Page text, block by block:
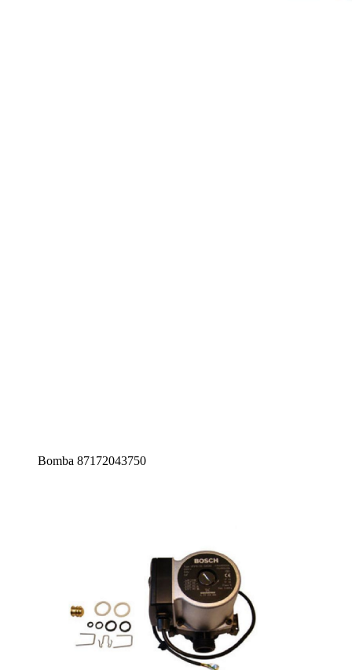
Bomba 87172043750